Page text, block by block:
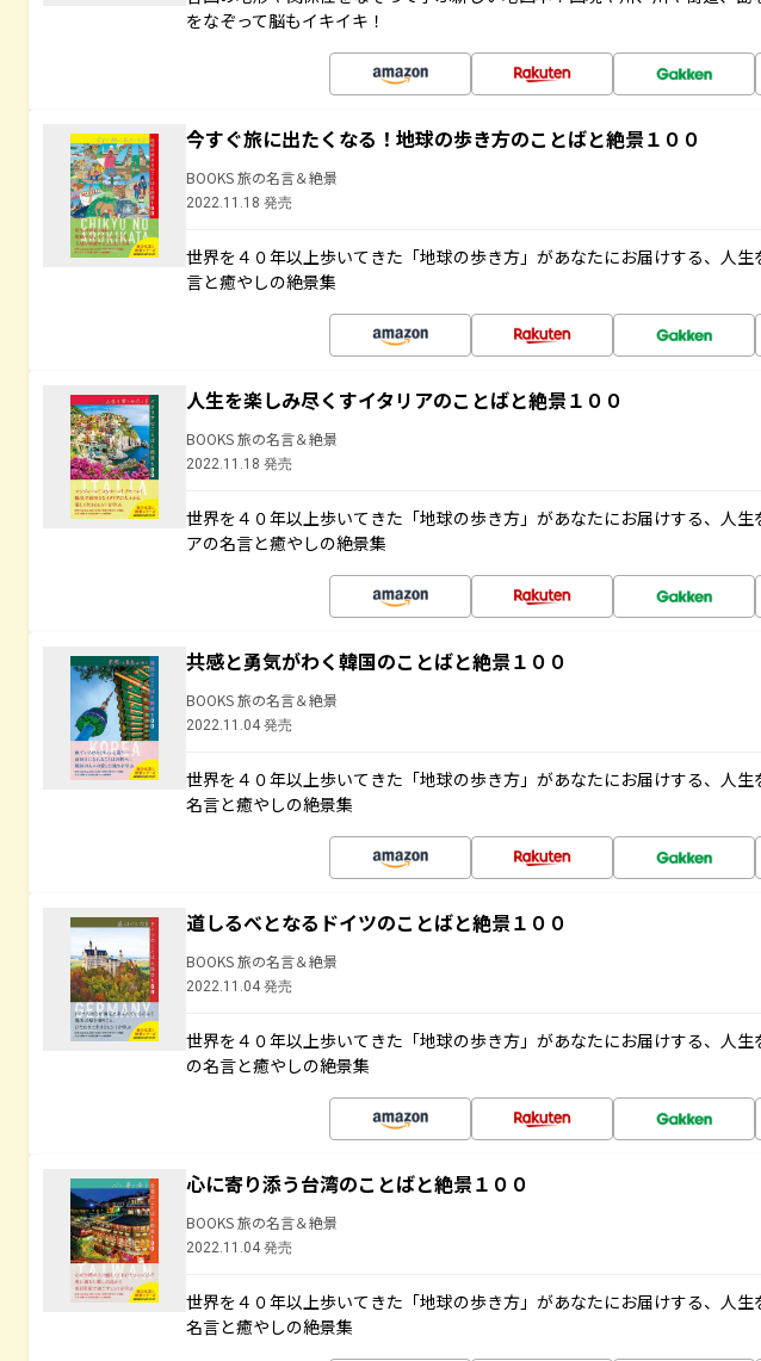
をなぞって脳もイキイキ！
今すぐ旅に出たくなる！地球の歩き方のことばと絶景１００
BOOKS 旅の名言＆絶景
2022.11.18 発売
世界を４０年以上歩いてきた「地球の歩き方」があなたにお届けする、人生
言と癒やしの絶景集
人生を楽しみ尽くすイタリアのことばと絶景１００
BOOKS 旅の名言＆絶景
2022.11.18 発売
世界を４０年以上歩いてきた「地球の歩き方」があなたにお届けする、人生
アの名言と癒やしの絶景集
共感と勇気がわく韓国のことばと絶景１００
BOOKS 旅の名言＆絶景
2022.11.04 発売
世界を４０年以上歩いてきた「地球の歩き方」があなたにお届けする、人生
名言と癒やしの絶景集
道しるべとなるドイツのことばと絶景１００
BOOKS 旅の名言＆絶景
2022.11.04 発売
世界を４０年以上歩いてきた「地球の歩き方」があなたにお届けする、人生
の名言と癒やしの絶景集
心に寄り添う台湾のことばと絶景１００
BOOKS 旅の名言＆絶景
2022.11.04 発売
世界を４０年以上歩いてきた「地球の歩き方」があなたにお届けする、人生
名言と癒やしの絶景集